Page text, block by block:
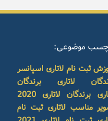
موضوعی:
ثبت نام لاتاری اسپانسر
لاتاری
برندگان
برندگان لاتاری 2020
مناسب لاتاری ثبت نام